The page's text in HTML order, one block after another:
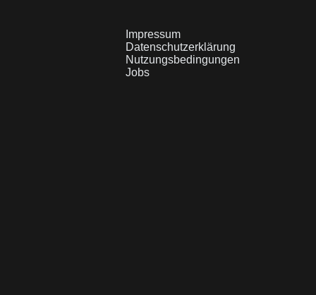
Impressum
Datenschutzerklärung
Nutzungsbedingungen
Jobs